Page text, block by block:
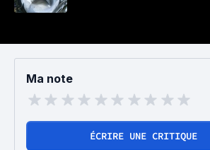
Ma note
ÉCRIRE UNE CRITIQUE